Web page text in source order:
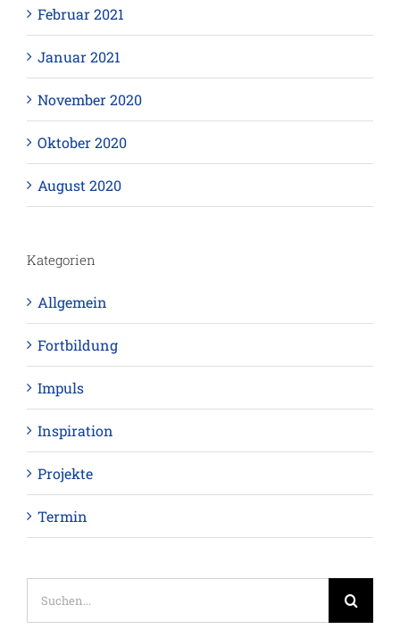
Februar 2021
Januar 2021
November 2020
Oktober 2020
August 2020
Kategorien
Allgemein
Fortbildung
Impuls
Inspiration
Projekte
Termin